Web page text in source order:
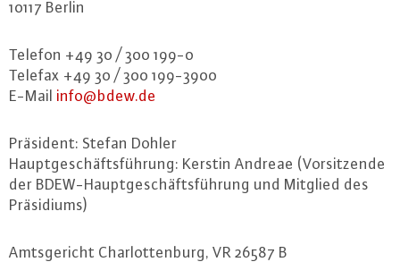
10117 Berlin
Telefon +49 30 / 300 199-0
Telefax +49 30 / 300 199-3900
E-Mail info@​bdew.​de
Präsident: Stefan Dohler
Haupt­ge­schäfts­füh­rung: Kerstin Andreae (Vor­sit­zen­de
der BDEW-Haupt­ge­schäfts­füh­rung und Mitglied des
Prä­si­di­ums)
Amts­ge­richt Char­lot­ten­burg, VR 26587 B